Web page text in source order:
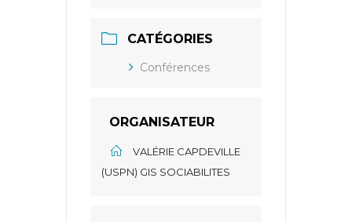
CATÉGORIES
Conférences
ORGANISATEUR
VALÉRIE CAPDEVILLE
(USPN) GIS SOCIABILITES